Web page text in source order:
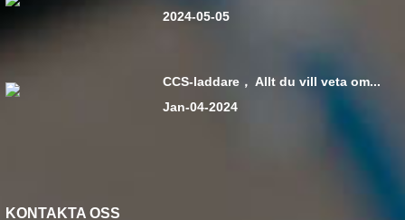
2024-05-05
CCS-laddare， Allt du vill veta om...
Jan-04-2024
KONTAKTA OSS